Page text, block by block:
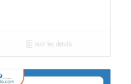
Voir les détails